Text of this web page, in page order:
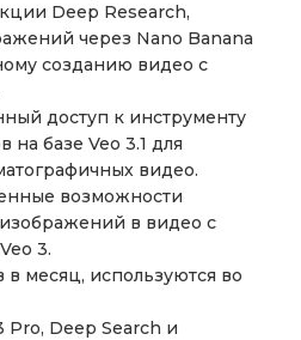
Deep Research,
через Nano Banana
созданию видео с
доступ к инструменту
на базе Veo 3.1 для
видео.
возможности
в видео с
3.
месяц, используются во
Pro, Deep Search и